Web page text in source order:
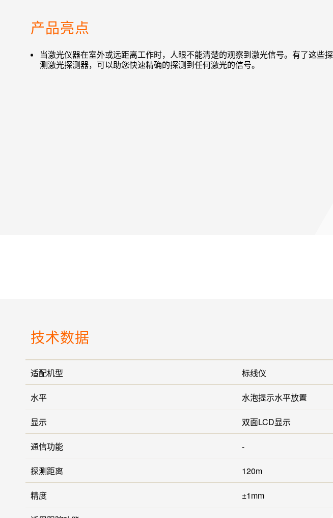
产品亮点
当激光仪器在室外或远距离工作时，人眼不能清楚的观察到激光信号。有了这些探
测激光探测器，可以助您快速精确的探测到任何激光的信号。
技术数据
适配机型 标线仪
水平 水泡提示水平放置
显示 双面LCD显示
通信功能 -
探测距离 120m
精度 ±1mm